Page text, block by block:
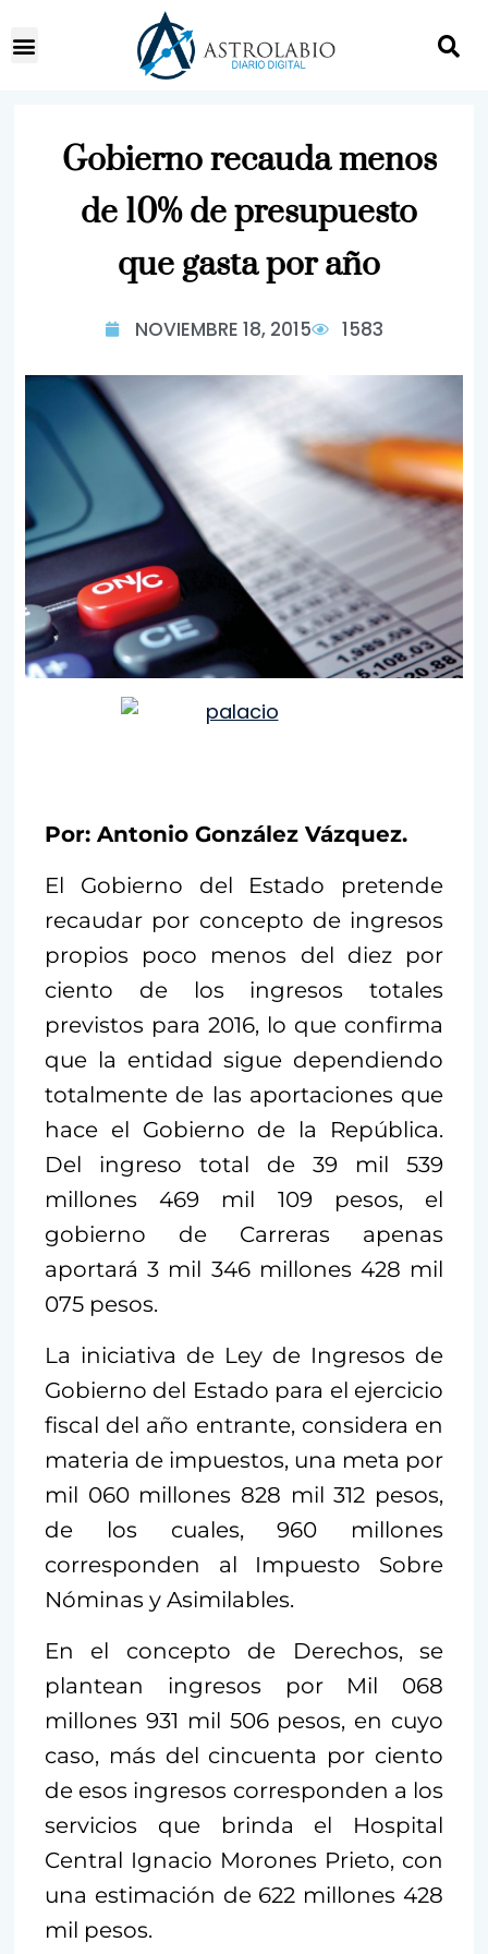
Gobierno recauda menos
de 10% de presupuesto
que gasta por año
NOVIEMBRE 18, 2015 1583
Por: Antonio González Vázquez.
El Gobierno del Estado pretende
recaudar por concepto de ingresos
propios poco menos del diez por
ciento de los ingresos totales
previstos para 2016, lo que confirma
que la entidad sigue dependiendo
totalmente de las aportaciones que
hace el Gobierno de la República.
Del ingreso total de 39 mil 539
millones 469 mil 109 pesos, el
gobierno de Carreras apenas
aportará 3 mil 346 millones 428 mil
075 pesos.
La iniciativa de Ley de Ingresos de
Gobierno del Estado para el ejercicio
fiscal del año entrante, considera en
materia de impuestos, una meta por
mil 060 millones 828 mil 312 pesos,
de los cuales, 960 millones
corresponden al Impuesto Sobre
Nóminas y Asimilables.
En el concepto de Derechos, se
plantean ingresos por Mil 068
millones 931 mil 506 pesos, en cuyo
caso, más del cincuenta por ciento
de esos ingresos corresponden a los
servicios que brinda el Hospital
Central Ignacio Morones Prieto, con
una estimación de 622 millones 428
mil pesos.